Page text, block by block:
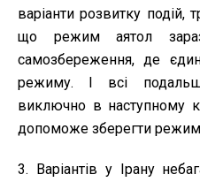
варіанти розвитку подій,
що режим аятол
самозбереження, де
режиму. І всі
виключно в наступному
допоможе зберегти
3. Варіантів у Ірану